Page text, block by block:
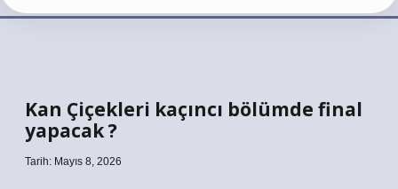
Kan Çiçekleri kaçıncı bölümde final
yapacak ?
Tarih: Mayıs 8, 2026